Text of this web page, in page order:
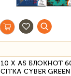
10 Х А5 БЛОКНОТ
СІТКА CYBER